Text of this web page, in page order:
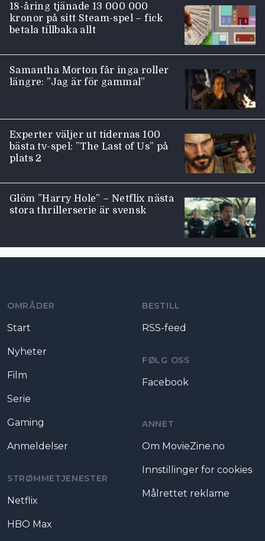
18-åring tjänade 13 000 000
kronor på sitt Steam-spel – fick
betala tillbaka allt
Samantha Morton får inga roller
längre: ”Jag är för gammal”
Experter väljer ut tidernas 100
bästa tv-spel: ”The Last of Us” på
plats 2
Glöm ”Harry Hole” – Netflix nästa
stora thrillerserie är svensk
OMRÅDER
Start
Nyheter
Film
Serie
Gaming
Anmeldelser
STRØMMETJENESTER
Netflix
HBO Max
BESTILL
RSS-feed
FØLG OSS
Facebook
ANNET
Om MovieZine.no
Innstillinger for cookies
Målrettet reklame